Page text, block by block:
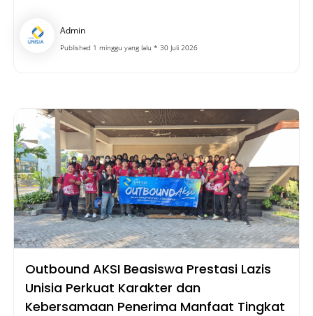
Admin
Published 1 minggu yang lalu * 30 Juli 2026
Outbound AKSI Beasiswa Prestasi Lazis
Unisia Perkuat Karakter dan
Kebersamaan Penerima Manfaat Tingkat